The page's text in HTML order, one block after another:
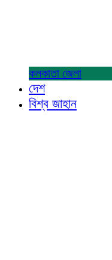
কলকাতা জেলা
দেশ
বিশ্ব জাহান